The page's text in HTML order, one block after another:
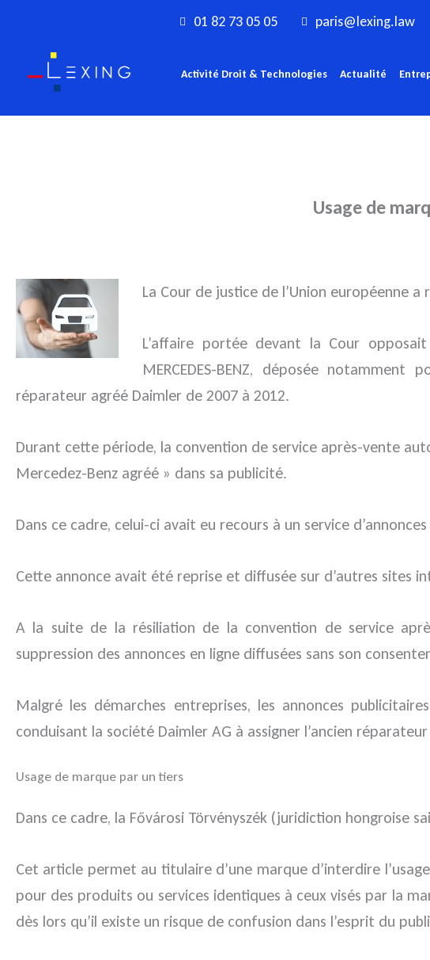
contenu
01 82 73 05 05 paris@lexing.law
Activité Droit & Technologies Actualité
Usage de
La Cour de justice de l’Union européenne
L’affaire portée devant la Cour
MERCEDES-BENZ, déposée
réparateur agréé Daimler de 2007 à 2012.
Durant cette période, la convention de service après-vente
Mercedez-Benz agréé » dans sa publicité.
Dans ce cadre, celui-ci avait eu recours à un service
Cette annonce avait été reprise et diffusée sur d’autres sites
A la suite de la résiliation de la convention de service
suppression des annonces en ligne diffusées sans son
Malgré les démarches entreprises, les annonces
conduisant la société Daimler AG à assigner l’ancien
Usage de marque par un tiers
Dans ce cadre, la Fővárosi Törvényszék (juridiction hongroise
Cet article permet au titulaire d’une marque d’interdire
pour des produits ou services identiques à ceux visés par la
dès lors qu’il existe un risque de confusion dans l’esprit du